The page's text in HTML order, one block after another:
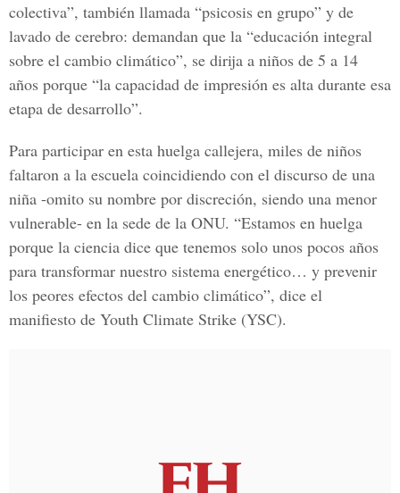
colectiva”, también llamada “psicosis en grupo” y de
lavado de cerebro: demandan que la “educación integral
sobre el cambio climático”, se dirija a niños de 5 a 14
años porque “la capacidad de impresión es alta durante esa
etapa de desarrollo”.
Para participar en esta huelga callejera, miles de niños
faltaron a la escuela coincidiendo con el discurso de una
niña -omito su nombre por discreción, siendo una menor
vulnerable- en la sede de la ONU. “Estamos en huelga
porque la ciencia dice que tenemos solo unos pocos años
para transformar nuestro sistema energético… y prevenir
los peores efectos del cambio climático”, dice el
manifiesto de Youth Climate Strike (YSC).